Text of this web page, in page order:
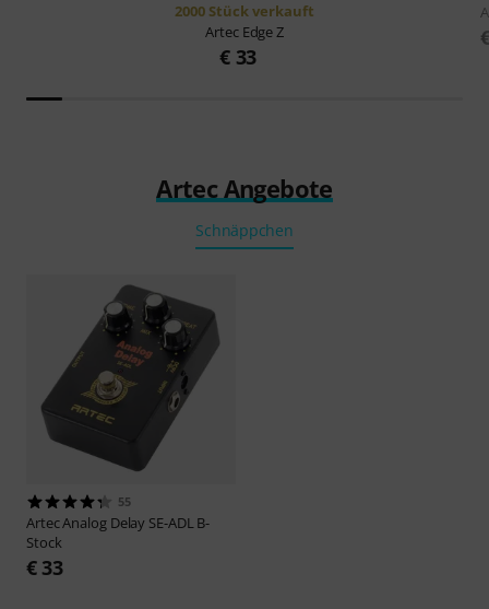
2000 Stück verkauft
Artec Edge Z
€ 33
Artec Angebote
Schnäppchen
55
ArtecAnalog Delay SE-ADL B-
Stock
€ 33